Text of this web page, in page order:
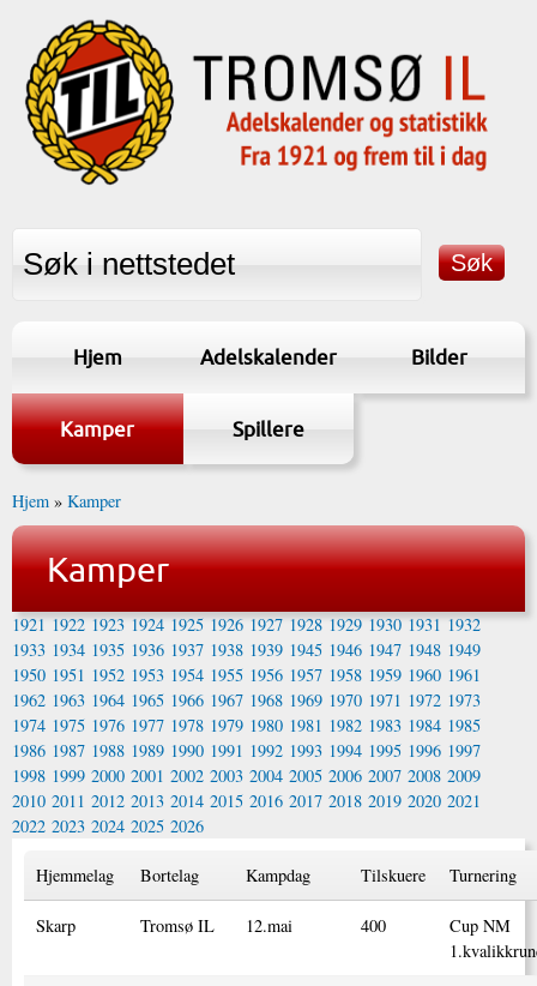
Hjem Adelskalender Bilder
Kamper Spillere
Hjem » Kamper
Kamper
1921 1922 1923 1924 1925 1926 1927 1928 1929 1930 1931 1932
1933 1934 1935 1936 1937 1938 1939 1945 1946 1947 1948 1949
1950 1951 1952 1953 1954 1955 1956 1957 1958 1959 1960 1961
1962 1963 1964 1965 1966 1967 1968 1969 1970 1971 1972 1973
1974 1975 1976 1977 1978 1979 1980 1981 1982 1983 1984 1985
1986 1987 1988 1989 1990 1991 1992 1993 1994 1995 1996 1997
1998 1999 2000 2001 2002 2003 2004 2005 2006 2007 2008 2009
2010 2011 2012 2013 2014 2015 2016 2017 2018 2019 2020 2021
2022 2023 2024 2025 2026
Hjemmelag Bortelag Kampdag Tilskuere Turnering
Skarp Tromsø IL 12.mai 400
Cup NM